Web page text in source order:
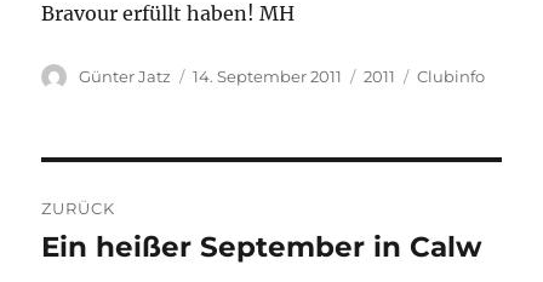
Bravour erfüllt haben! MH
Autor
Günter Jatz
Veröffentlicht
14. September 2011 Kategorien
2011 Schlagwörter
Clubinfo
ZURÜCK
Vorheriger
Ein heißer September in Calw